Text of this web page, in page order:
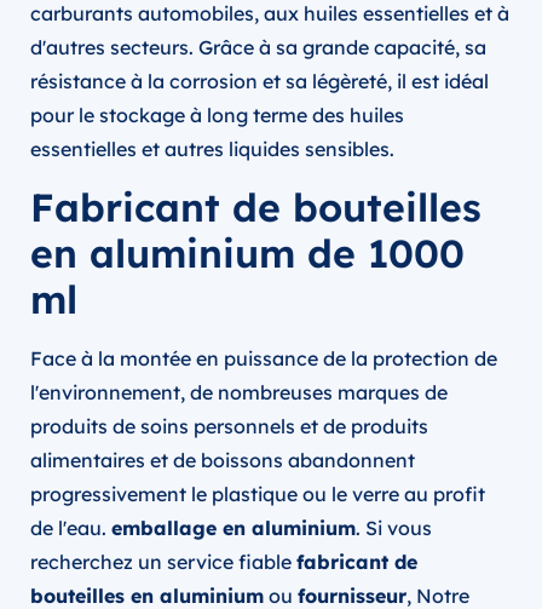
carburants automobiles, aux huiles essentielles et à
d'autres secteurs. Grâce à sa grande capacité, sa
résistance à la corrosion et sa légèreté, il est idéal
pour le stockage à long terme des huiles
essentielles et autres liquides sensibles.
Fabricant de bouteilles
en aluminium de 1000
ml
Face à la montée en puissance de la protection de
l'environnement, de nombreuses marques de
produits de soins personnels et de produits
alimentaires et de boissons abandonnent
progressivement le plastique ou le verre au profit
de l'eau. emballage en aluminium. Si vous
recherchez un service fiable fabricant de
bouteilles en aluminium ou fournisseur, Notre